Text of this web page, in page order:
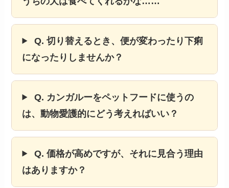
Q. 切り替えるとき、便が変わったり下痢
になったりしませんか？
Q. カンガルーをペットフードに使うの
は、動物愛護的にどう考えればいい？
Q. 価格が高めですが、それに見合う理由
はありますか？